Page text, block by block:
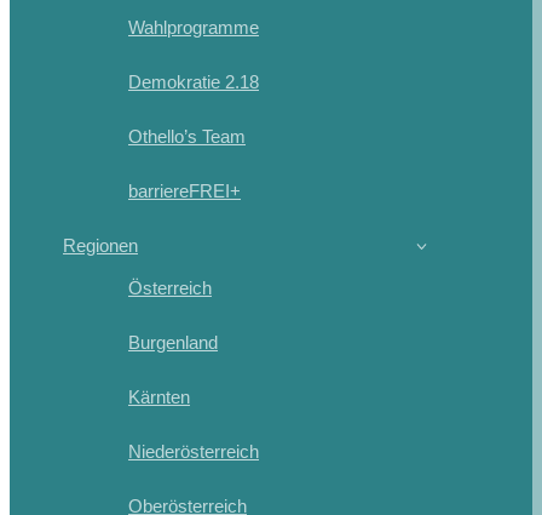
Wahlprogramme
Demokratie 2.18
Othello’s Team
barriereFREI+
Regionen
Österreich
Burgenland
Kärnten
Niederösterreich
Oberösterreich